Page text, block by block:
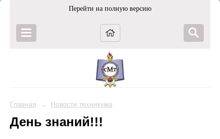
Перейти на полную версию
Главная → Новости техникума
День знаний!!!